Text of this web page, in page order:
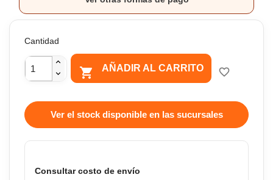
Cantidad
 AÑADIR AL CARRITO favorite_border
Ver el stock disponible en las sucursales
Consultar costo de envío